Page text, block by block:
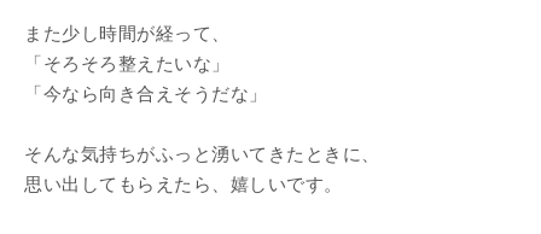
また少し時間が経って、
「そろそろ整えたいな」
「今なら向き合えそうだな」
そんな気持ちがふっと湧いてきたときに、
思い出してもらえたら、嬉しいです。